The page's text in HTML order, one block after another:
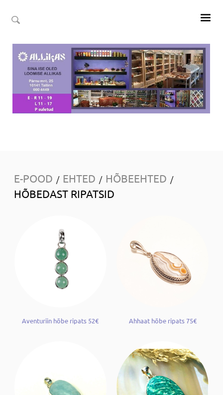
E-POOD / EHTED / HÕBEEHTED /
HÕBEDAST RIPATSID
Aventuriin hõbe ripats 52€ Ahhaat hõbe ripats 75€